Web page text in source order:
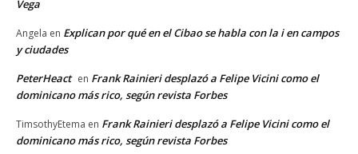
Vega
Angela en Explican por qué en el Cibao se habla con la i en campos
y ciudades
PeterHeact en Frank Rainieri desplazó a Felipe Vicini como el
dominicano más rico, según revista Forbes
TimsothyEtema en Frank Rainieri desplazó a Felipe Vicini como el
dominicano más rico, según revista Forbes